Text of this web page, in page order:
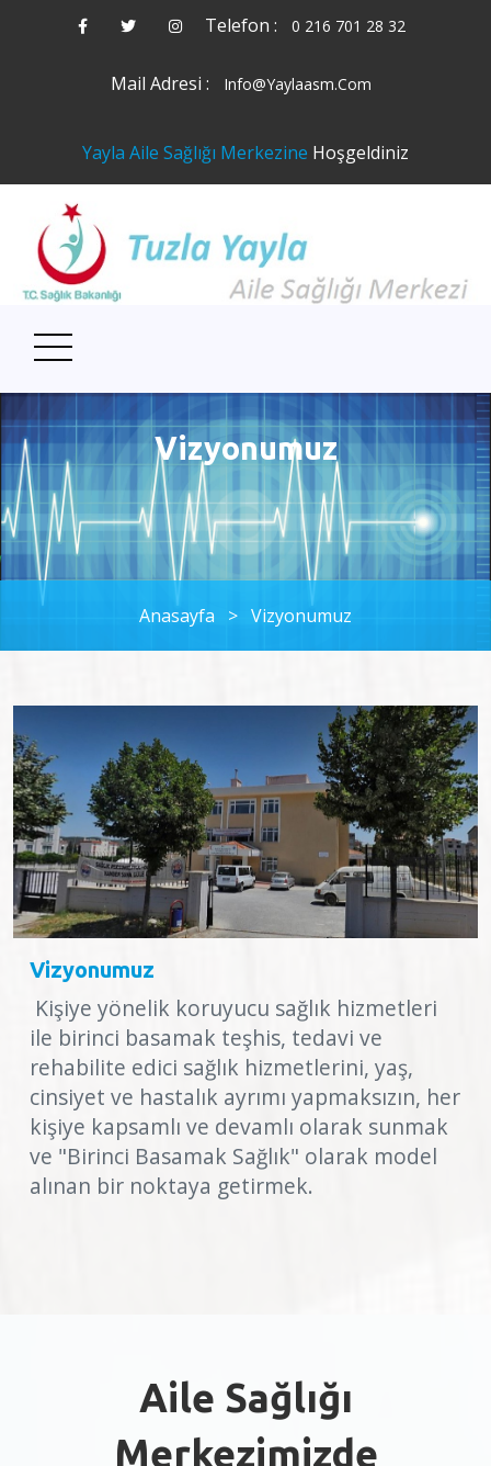
Telefon : 0 216 701 28 32
Mail Adresi : Info@yaylaasm.com
Yayla Aile Sağlığı Merkezine Hoşgeldiniz
Vizyonumuz
Anasayfa > Vizyonumuz
Vizyonumuz
Kişiye yönelik koruyucu sağlık hizmetleri
ile birinci basamak teşhis, tedavi ve
rehabilite edici sağlık hizmetlerini, yaş,
cinsiyet ve hastalık ayrımı yapmaksızın, her
kişiye kapsamlı ve devamlı olarak sunmak
ve "Birinci Basamak Sağlık" olarak model
alınan bir noktaya getirmek.
Aile Sağlığı
Merkezimizde